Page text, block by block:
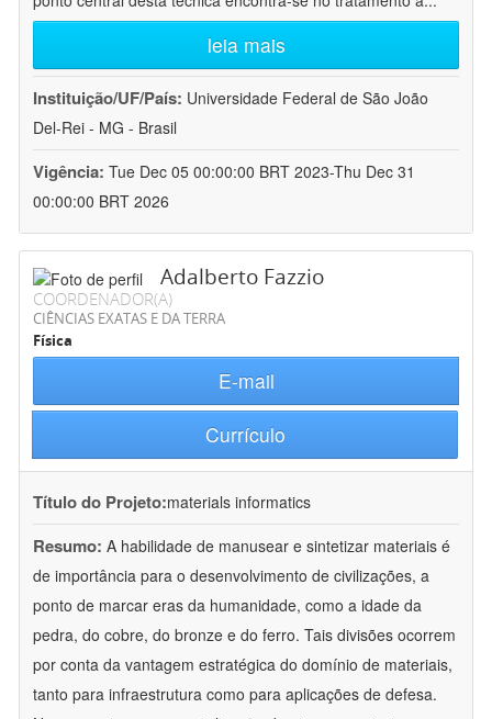
leia mais
Instituição/UF/País: Universidade Federal de São João
Del-Rei - MG - Brasil
Vigência: Tue Dec 05 00:00:00 BRT 2023-Thu Dec 31
00:00:00 BRT 2026
Adalberto Fazzio
COORDENADOR(A)
CIÊNCIAS EXATAS E DA TERRA
Física
E-mail
Currículo
Título do Projeto:materials informatics
Resumo: A habilidade de manusear e sintetizar materiais é
de importância para o desenvolvimento de civilizações, a
ponto de marcar eras da humanidade, como a idade da
pedra, do cobre, do bronze e do ferro. Tais divisões ocorrem
por conta da vantagem estratégica do domínio de materiais,
tanto para infraestrutura como para aplicações de defesa.